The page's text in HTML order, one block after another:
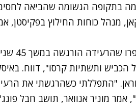
בתקופה הגשומה שהביאה
מנהל כוחות החילוץ בפקיסטן,
כתבי
הכביש ותשתיות קרסו", דווח.
"התפללתי כשהרגשתי את
מוניר אנוואר, תושב חבל